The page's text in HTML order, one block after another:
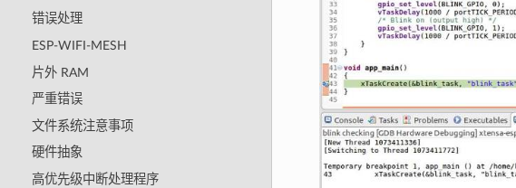
错误处理
ESP-WIFI-MESH
片外 RAM
严重错误
文件系统注意事项
硬件抽象
高优先级中断处理程序